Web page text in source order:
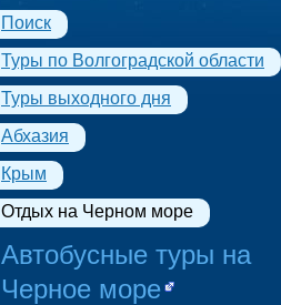
Поиск
Туры по Волгоградской области
Туры выходного дня
Абхазия
Крым
Отдых на Черном море
Автобусные туры на
Черное море